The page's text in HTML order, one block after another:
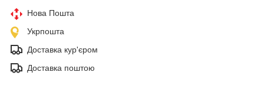
Нова Пошта
Укрпошта
Доставка кур'єром
Доставка поштою